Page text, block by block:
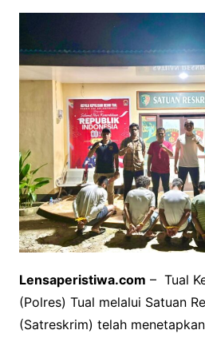
Lensaperistiwa.com – Tual
(Polres) Tual melalui Satuan
(Satreskrim) telah